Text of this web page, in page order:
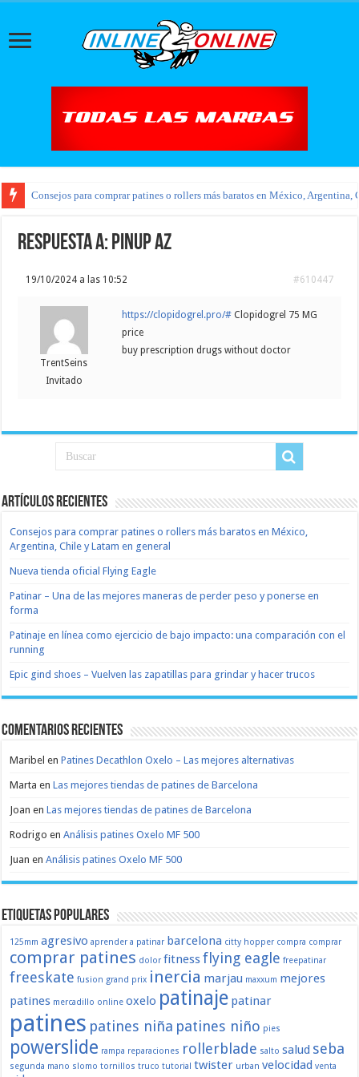
Consejos para comprar patines o rollers más baratos en México, Argentina,
Respuesta a: pinup az
19/10/2024 a las 10:52 #610447
TrentSeins
Invitado
https://clopidogrel.pro/# Clopidogrel 75 MG
price
buy prescription drugs without doctor
Artículos recientes
Consejos para comprar patines o rollers más baratos en México,
Argentina, Chile y Latam en general
Nueva tienda oficial Flying Eagle
Patinar – Una de las mejores maneras de perder peso y ponerse en
forma
Patinaje en línea como ejercicio de bajo impacto: una comparación con el
running
Epic gind shoes – Vuelven las zapatillas para grindar y hacer trucos
Comentarios recientes
Maribel enPatines Decathlon Oxelo – Las mejores alternativas
Marta enLas mejores tiendas de patines de Barcelona
Joan enLas mejores tiendas de patines de Barcelona
Rodrigo enAnálisis patines Oxelo MF 500
Juan enAnálisis patines Oxelo MF 500
Etiquetas populares
125mm agresivo aprender a patinar barcelona citty hopper compra comprar
comprar patines dolor fitnessflying eagle freepatinar
freeskate fusion grand prix inercia marjau maxxum mejores
patines mercadillo online oxelo patinaje patinar
patines patines niña patines niño pies
powerslide rampa reparaciones rollerblade salto salud seba
segunda mano slomo tornillos truco tutorial twister urban velocidad venta